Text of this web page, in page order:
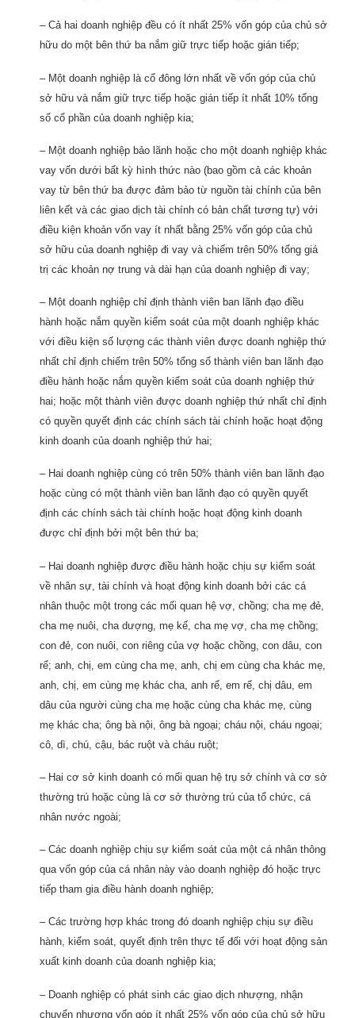
– Cả hai doanh nghiệp đều có ít nhất 25% vốn góp của chủ sở
hữu do một bên thứ ba nắm giữ trực tiếp hoặc gián tiếp;
– Một doanh nghiệp là cổ đông lớn nhất về vốn góp của chủ
sở hữu và nắm giữ trực tiếp hoặc gián tiếp ít nhất 10% tổng
số cổ phần của doanh nghiệp kia;
– Một doanh nghiệp bảo lãnh hoặc cho một doanh nghiệp khác
vay vốn dưới bất kỳ hình thức nào (bao gồm cả các khoản
vay từ bên thứ ba được đảm bảo từ nguồn tài chính của bên
liên kết và các giao dịch tài chính có bản chất tương tự) với
điều kiện khoản vốn vay ít nhất bằng 25% vốn góp của chủ
sở hữu của doanh nghiệp đi vay và chiếm trên 50% tổng giá
trị các khoản nợ trung và dài hạn của doanh nghiệp đi vay;
– Một doanh nghiệp chỉ định thành viên ban lãnh đạo điều
hành hoặc nắm quyền kiểm soát của một doanh nghiệp khác
với điều kiện số lượng các thành viên được doanh nghiệp thứ
nhất chỉ định chiếm trên 50% tổng số thành viên ban lãnh đạo
điều hành hoặc nắm quyền kiểm soát của doanh nghiệp thứ
hai; hoặc một thành viên được doanh nghiệp thứ nhất chỉ định
có quyền quyết định các chính sách tài chính hoặc hoạt động
kinh doanh của doanh nghiệp thứ hai;
– Hai doanh nghiệp cùng có trên 50% thành viên ban lãnh đạo
hoặc cùng có một thành viên ban lãnh đạo có quyền quyết
định các chính sách tài chính hoặc hoạt động kinh doanh
được chỉ định bởi một bên thứ ba;
– Hai doanh nghiệp được điều hành hoặc chịu sự kiểm soát
về nhân sự, tài chính và hoạt động kinh doanh bởi các cá
nhân thuộc một trong các mối quan hệ vợ, chồng; cha mẹ đẻ,
cha mẹ nuôi, cha dượng, mẹ kế, cha mẹ vợ, cha mẹ chồng;
con đẻ, con nuôi, con riêng của vợ hoặc chồng, con dâu, con
rể; anh, chị, em cùng cha mẹ, anh, chị em cùng cha khác mẹ,
anh, chị, em cùng mẹ khác cha, anh rể, em rể, chị dâu, em
dâu của người cùng cha mẹ hoặc cùng cha khác mẹ, cùng
mẹ khác cha; ông bà nội, ông bà ngoại; cháu nội, cháu ngoại;
cô, dì, chú, cậu, bác ruột và cháu ruột;
– Hai cơ sở kinh doanh có mối quan hệ trụ sở chính và cơ sở
thường trú hoặc cùng là cơ sở thường trú của tổ chức, cá
nhân nước ngoài;
– Các doanh nghiệp chịu sự kiểm soát của một cá nhân thông
qua vốn góp của cá nhân này vào doanh nghiệp đó hoặc trực
tiếp tham gia điều hành doanh nghiệp;
– Các trường hợp khác trong đó doanh nghiệp chịu sự điều
hành, kiểm soát, quyết định trên thực tế đối với hoạt động sản
xuất kinh doanh của doanh nghiệp kia;
– Doanh nghiệp có phát sinh các giao dịch nhượng, nhận
chuyển nhượng vốn góp ít nhất 25% vốn góp của chủ sở hữu